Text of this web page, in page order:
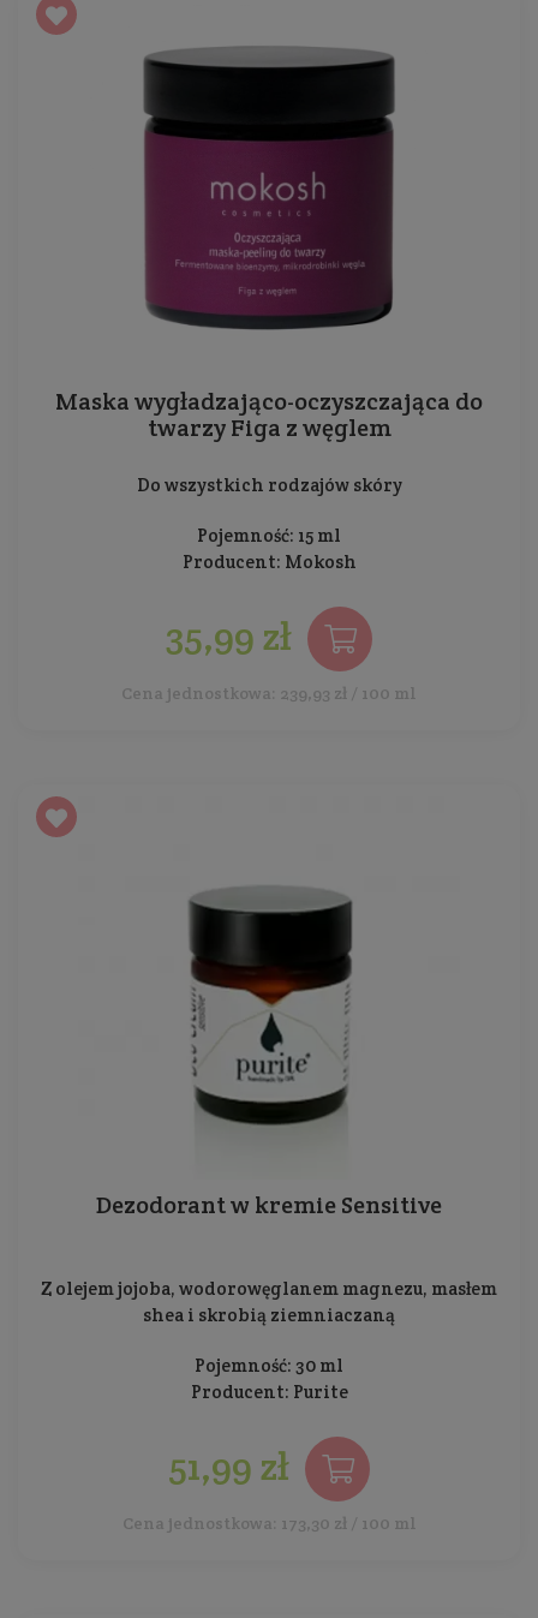
Maska wygładzająco-oczyszczająca do
twarzy Figa z węglem
Do wszystkich rodzajów skóry
Pojemność: 15 ml
Producent: Mokosh
35,99 zł
Cena jednostkowa: 239,93 zł / 100 ml
Dezodorant w kremie Sensitive
Z olejem jojoba, wodorowęglanem magnezu, masłem
shea i skrobią ziemniaczaną
Pojemność: 30 ml
Producent: Purite
51,99 zł
Cena jednostkowa: 173,30 zł / 100 ml